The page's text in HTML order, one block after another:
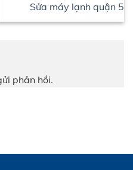
Sửa máy lạnh quận 5
phản hồi.